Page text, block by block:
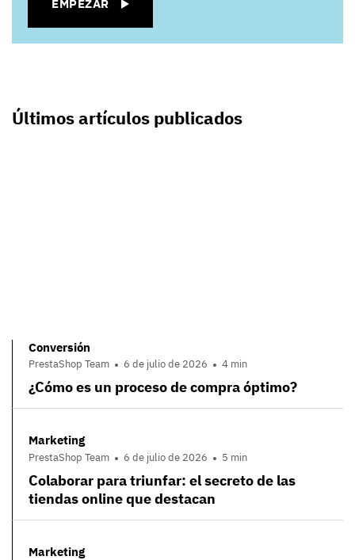
EMPEZAR
Últimos artículos publicados
Conversión
PrestaShop Team 6 de julio de 2026 4 min
¿Cómo es un proceso de compra óptimo?
Marketing
PrestaShop Team 6 de julio de 2026 5 min
Colaborar para triunfar: el secreto de las
tiendas online que destacan
Marketing